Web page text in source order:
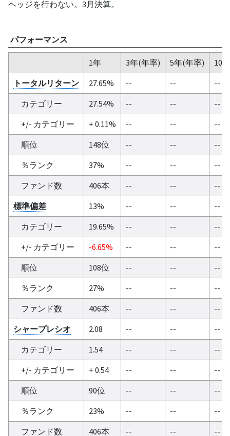
ヘッジを行わない。3月決算。
パフォーマンス
1年 3年(年率) 5年(年率)
10
トータルリターン
27.65% -- --
--
カテゴリー
27.54% -- --
--
+/- カテゴリー
+ 0.11% -- --
--
順位
148位 -- --
--
％ランク
37% -- --
--
ファンド数
406本 -- --
--
標準偏差
13% -- --
--
カテゴリー
19.65% -- --
--
+/- カテゴリー
-6.65% -- --
--
順位
108位 -- --
--
％ランク
27% -- --
--
ファンド数
406本 -- --
--
シャープレシオ
2.08 -- --
--
カテゴリー
1.54 -- --
--
+/- カテゴリー
+ 0.54 -- --
--
順位
90位 -- --
--
％ランク
23% -- --
--
ファンド数
406本 -- -- --